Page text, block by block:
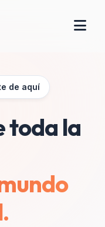
de aquí
toda la